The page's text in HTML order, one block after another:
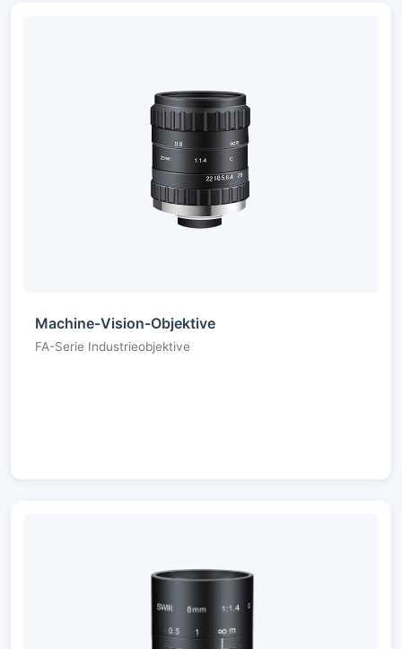
Machine-Vision-Objektive
FA-Serie Industrieobjektive